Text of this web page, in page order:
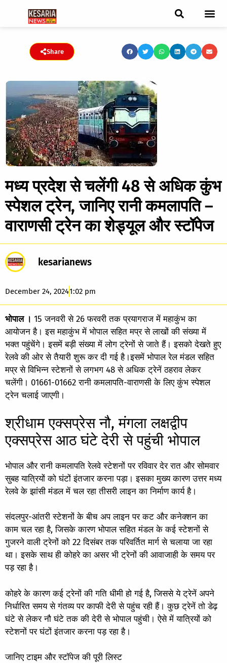
Share
मध्य प्रदेश से चलेंगी 48 से अधिक कुंभ
स्पेशल ट्रेन, जानिए रानी कमलापति –
वाराणसी ट्रेन का शेड्यूल और स्टॉपेज
kesarianews
December 24, 20241:02 pm
भोपाल । 15 जनवरी से 26 फरवरी तक प्रयागराज में महाकुंभ का
आयोजन है। इस महाकुंभ में भोपाल सहित मप्र से लाखों की संख्या में
भक्त पहुंचेंगे। इसमें बड़ी संख्या में लोग ट्रेनों से जाते हैं। इसको देखते हुए
रेलवे की ओर से तैयारी शुरू कर दी गई है।इसमें भोपाल रेल मंडल सहित
मप्र से विभिन्न स्टेशनों से लगभग 48 से अधिक ट्रेनें ठहराव लेकर
चलेंगी। 01661-01662 रानी कमलापति-वाराणसी के लिए कुंभ स्पेशल
ट्रेन चलाई जाएगी।
श्रीधाम एक्सप्रेस नौ, मंगला लक्षद्वीप
एक्सप्रेस आठ घंटे देरी से पहुंची भोपाल
भोपाल और रानी कमलापति रेलवे स्टेशनों पर रविवार देर रात और सोमवार
सुबह यात्रियों को घंटों इंतजार करना पड़ा। इसका मुख्य कारण उत्तर मध्य
रेलवे के झांसी मंडल में चल रहा तीसरी लाइन का निर्माण कार्य है।
संदलपुर-आंतरी स्टेशनों के बीच अप लाइन पर कट और कनेक्शन का
काम चल रहा है, जिसके कारण भोपाल सहित मंडल के कई स्टेशनों से
गुजरने वाली ट्रेनों को 22 दिसंबर तक परिवर्तित मार्ग से चलाया जा रहा
था। इसके साथ ही कोहरे का असर भी ट्रेनों की आवाजाही के समय पर
पड़ रहा है।
कोहरे के कारण कई ट्रेनों की गति धीमी हो गई है, जिससे ये ट्रेनें अपने
निर्धारित समय से गंतव्य पर काफी देरी से पहुंच रही हैं। कुछ ट्रेनें तो डेढ़
घंटे से लेकर नौ घंटे तक की देरी से भोपाल पहुंची। ऐसे में यात्रियों को
स्टेशनों पर घंटों इंतजार करना पड़ रहा है।
जानिए टाइम और स्टॉपेज की पूरी लिस्ट